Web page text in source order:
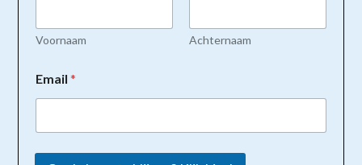
Voornaam Achternaam
Email*